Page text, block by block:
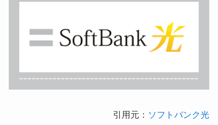
引用元： ソフトバンク光